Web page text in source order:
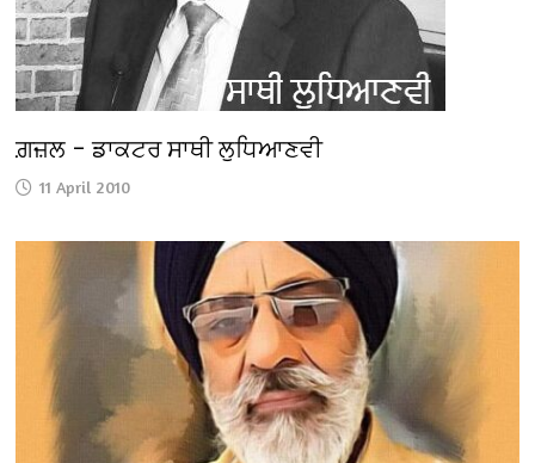
ਗ਼ਜ਼ਲ – ਡਾਕਟਰ ਸਾਥੀ ਲੁਧਿਆਣਵੀ
11 April 2010